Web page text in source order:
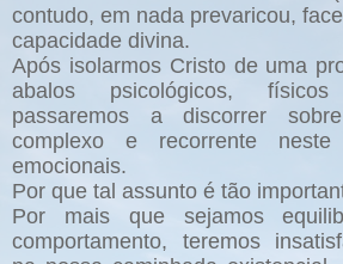
contudo, em nada prevaricou,
capacidade divina.
Após isolarmos Cristo de uma
abalos psicológicos,
passaremos a discorrer
complexo e recorrente neste
emocionais.
Por que tal assunto é tão
Por mais que sejamos
comportamento, teremos